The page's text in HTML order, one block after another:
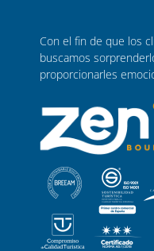
Con el fin de que los
buscamos
proporcionarles